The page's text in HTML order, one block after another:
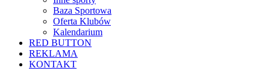
Baza Sportowa
Oferta Klubów
Kalendarium
RED BUTTON
REKLAMA
KONTAKT